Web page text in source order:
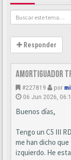
Responder
Amortiguador
#227819 por
06 Jun 2026,
Buenos días,
Tengo un C5 III
me han dicho
izquierdo. He